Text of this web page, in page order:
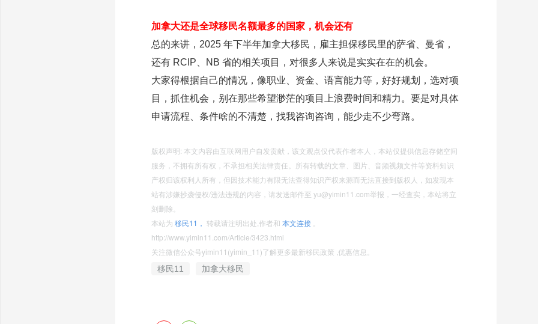
加拿大还是全球移民名额最多的国家，机会还有
总的来讲，2025 年下半年加拿大移民，雇主担保移民里的萨省、曼省，
还有 RCIP、NB 省的相关项目，对很多人来说是实实在在的机会。
大家得根据自己的情况，像职业、资金、语言能力等，好好规划，选对项
目，抓住机会，别在那些希望渺茫的项目上浪费时间和精力。要是对具体
申请流程、条件啥的不清楚，找我咨询咨询，能少走不少弯路。
版权声明: 本文内容由互联网用户自发贡献，该文观点仅代表作者本人，本站仅提供信息存储空间
服务，不拥有所有权，不承担相关法律责任。所有转载的文章、图片、音频视频文件等资料知识
产权归该权利人所有，但因技术能力有限无法查得知识产权来源而无法直接到版权人，如发现本
站有涉嫌抄袭侵权/违法违规的内容，请发送邮件至 yu@yimin11.com举报，一经查实，本站将立
刻删除。
本站为 移民11， 转载请注明出处,作者和 本文连接
http://www.yimin11.com/Article/3423.html
关注微信公众号yimin11(yimin_11)了解更多最新移民政策 ,优惠信息。
移民11 加拿大移民